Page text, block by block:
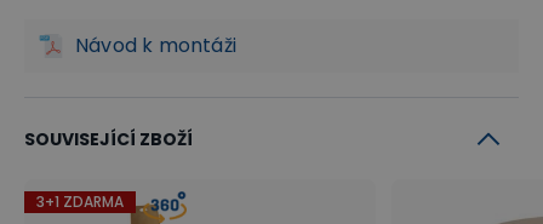
Návod k montáži
SOUVISEJÍCÍ ZBOŽÍ
3+1 ZDARMA